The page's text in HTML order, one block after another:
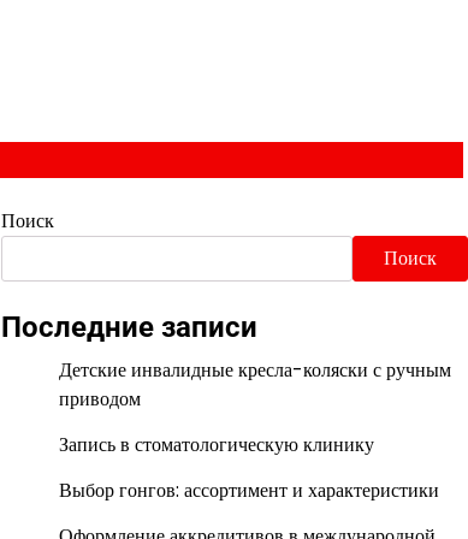
Поиск
Поиск
Последние записи
Детские инвалидные кресла-коляски с ручным
приводом
Запись в стоматологическую клинику
Выбор гонгов: ассортимент и характеристики